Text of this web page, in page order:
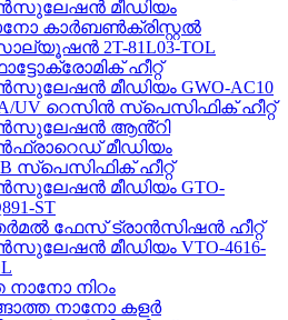
മീഡിയം
കാർബൺക്രിസ്റ്റൽ
2T-81L03-TOL
ഹീറ്റ്
മീഡിയം GWO-AC10
UV റെസിൻ സ്പെസിഫിക് ഹീറ്റ്
ആൻ്റി
മീഡിയം
സ്പെസിഫിക് ഹീറ്റ്
മീഡിയം GTO-
ST
ഫേസ് ട്രാൻസിഷൻ ഹീറ്റ്
മീഡിയം VTO-4616-
നാനോ നിറം
നാനോ കളർ